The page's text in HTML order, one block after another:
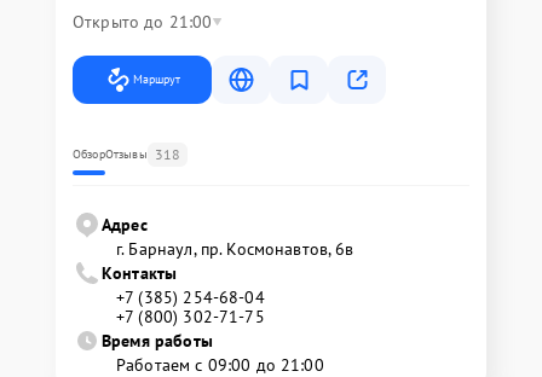
Открыто до 21:00
Маршрут
ОбзорОтзывы 318
Адрес
г. Барнаул, ​пр. Космонавтов, 6в
Контакты
+7 (385) 254-68-04
+7 (800) 302-71-75
Время работы
Работаем с 09:00 до 21:00